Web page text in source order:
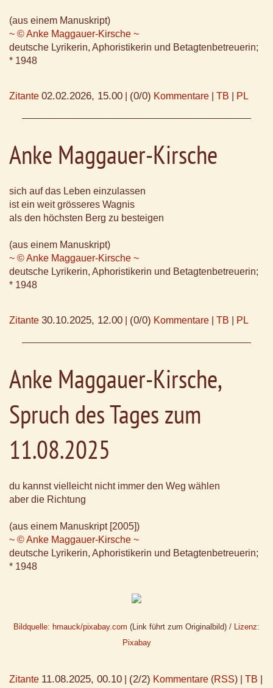
(aus einem Manuskript)
~ © Anke Maggauer-Kirsche ~
deutsche Lyrikerin, Aphoristikerin und Betagtenbetreuerin;
* 1948
Zitante 02.02.2026, 15.00 (0/0) Kommentare TB PL
Anke Maggauer-Kirsche
sich auf das Leben einzulassen
ist ein weit grösseres Wagnis
als den höchsten Berg zu besteigen
(aus einem Manuskript)
~ © Anke Maggauer-Kirsche ~
deutsche Lyrikerin, Aphoristikerin und Betagtenbetreuerin;
* 1948
Zitante 30.10.2025, 12.00 (0/0) Kommentare TB PL
Anke Maggauer-Kirsche,
Spruch des Tages zum
11.08.2025
du kannst vielleicht nicht immer den Weg wählen
aber die Richtung
(aus einem Manuskript [2005])
~ © Anke Maggauer-Kirsche ~
deutsche Lyrikerin, Aphoristikerin und Betagtenbetreuerin;
* 1948
Bildquelle: hmauck/pixabay.com (Link führt zum Originalbild) /
Lizenz:
Pixabay
Zitante 11.08.2025, 00.10 (2/2) Kommentare (RSS) | TB